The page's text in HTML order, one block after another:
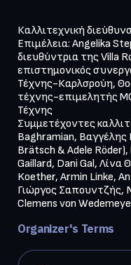
Καλλιτεχνική
Επιμέλεια: Angelika
διευθύντρια της Villa
επιστημονικός
Τέχνης-Καρλσρούη,
τέχνης-επιμελητής
Τέχνης
Συμμετέχοντες
Baghramian, Βαγγέλης
Brätsch & Adele
Gaillard, Dani Gal,
Koether, Armin Linke,
Γιώργος Σαπουντζής,
Clemens von
Organizer's Terms